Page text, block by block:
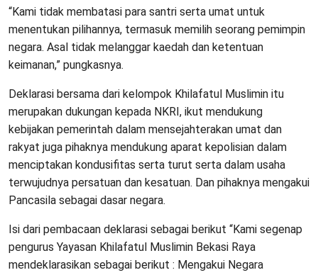
“Kami tidak membatasi para santri serta umat untuk
menentukan pilihannya, termasuk memilih seorang pemimpin
negara. Asal tidak melanggar kaedah dan ketentuan
keimanan,” pungkasnya.
Deklarasi bersama dari kelompok Khilafatul Muslimin itu
merupakan dukungan kepada NKRI, ikut mendukung
kebijakan pemerintah dalam mensejahterakan umat dan
rakyat juga pihaknya mendukung aparat kepolisian dalam
menciptakan kondusifitas serta turut serta dalam usaha
terwujudnya persatuan dan kesatuan. Dan pihaknya mengakui
Pancasila sebagai dasar negara.
Isi dari pembacaan deklarasi sebagai berikut “Kami segenap
pengurus Yayasan Khilafatul Muslimin Bekasi Raya
mendeklarasikan sebagai berikut : Mengakui Negara